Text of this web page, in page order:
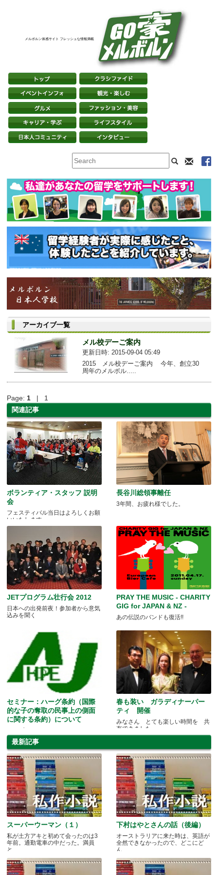
メルボルン体感サイト フレッシュな情報満載
アーカイブ一覧
メル校デーご案内
更新日時: 2015-09-04 05:49
2015 メル校デーご案内 今年、創立30
周年のメルボル.....
Page: 1 | 1
関連記事
ボランティア・スタッフ 説明
会
フェスティバル当日はよろしくお願
いいたします
長谷川総領事離任
3年間、お疲れ様でした。
JETプログラム壮行会 2012
日本への出発前夜！参加者から意気
込みを聞く
PRAY THE MUSIC - CHARITY
GIG for JAPAN & NZ -
あの伝説のバンドも復活!!
セミナー：ハーグ条約（国際
的な子の奪取の民事上の側面
に関する条約）について
ホープコネクション・セミナー
春も装い ガラディナーパー
ティ 開催
みなさん とても楽しい時間を 共
有できました
最新記事
スーパーウーマン（１）
私が土方アキと初めて会ったのは3
年前。通勤電車の中だった。満員
と.....
下村はやとさんの話（後編）
オーストラリアに来た時は、英語が
全然できなかったので、どこにど
ん.....